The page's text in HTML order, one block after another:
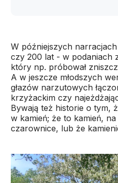
W późniejszych
czy 200 lat - w podaniach
który np. próbował
A w jeszcze młodszych
głazów narzutowych
krzyżackim czy
Bywają też historie o tym,
w kamień; że to kamień,
czarownice, lub że